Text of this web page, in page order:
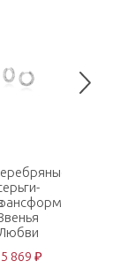
Любви
869 ₽